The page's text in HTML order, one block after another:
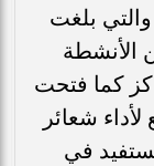
بلغت
من الأنشطة
كما فتحت
شعائر
والتي حققت 650,000 مستفيد في